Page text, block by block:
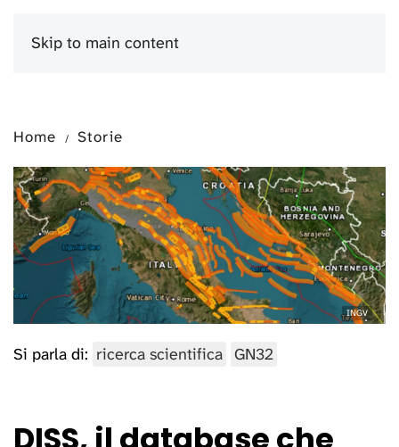
Skip to main content
Home Storie
INGV
Si parla di: ricerca scientifica GN32